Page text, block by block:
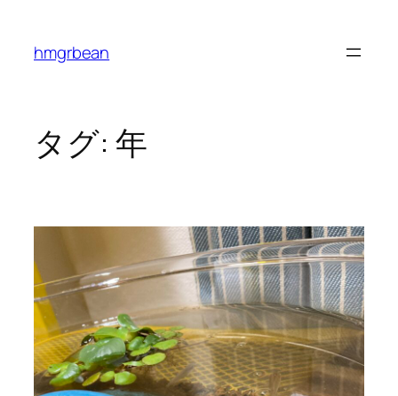
hmgrbean
タグ: 年